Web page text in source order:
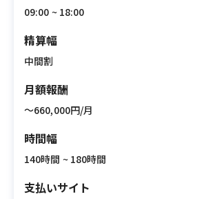
09:00 ~ 18:00
精算幅
中間割
月額報酬
〜660,000円/月
時間幅
140時間 ~ 180時間
支払いサイト